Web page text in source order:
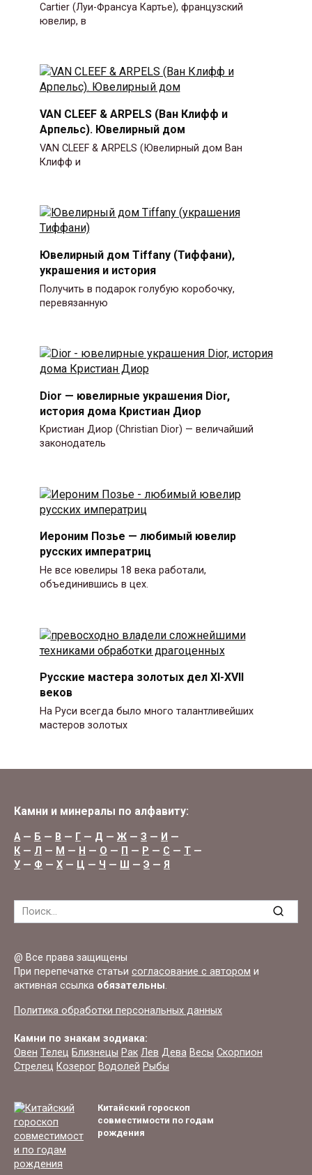
Cartier (Луи-Франсуа Картье), французский
ювелир, в
VAN CLEEF & ARPELS (Ван Клифф и
Арпельс). Ювелирный дом
VAN CLEEF & ARPELS (Ювелирный дом Ван
Клифф и
Ювелирный дом Tiffany (Тиффани),
украшения и история
Получить в подарок голубую коробочку,
перевязанную
Dior — ювелирные украшения Dior,
история дома Кристиан Диор
Кристиан Диор (Christian Dior) — величайший
законодатель
Иероним Позье — любимый ювелир
русских императриц
Не все ювелиры 18 века работали,
объединившись в цех.
Русские мастера золотых дел XI-XVII
веков
На Руси всегда было много талантливейших
мастеров золотых
Камни и минералы по алфавиту:
А— Б — В — Г — Д — Ж — З — И —
К — Л — М — Н — О — П — Р — С — Т —
У — Ф — Х — Ц — Ч — Ш — Э — Я
Search
for:
@ Все права защищены
При перепечатке статьи согласование с автором и
активная ссылка обязательны.
Политика обработки персональных данных
Камни по знакам зодиака:
Овен Телец Близнецы Рак Лев Дева Весы Скорпион
Стрелец Козерог Водолей Рыбы
Китайский гороскоп
совместимости по годам
рождения